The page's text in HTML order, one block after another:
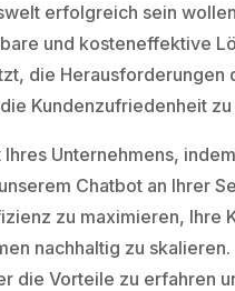
erfolgreich sein
und kosteneffektive
die Herausforderungen
Kundenzufriedenheit
Unternehmens,
Chatbot an Ihrer
zu maximieren, Ihre
nachhaltig zu
die Vorteile zu erfahren